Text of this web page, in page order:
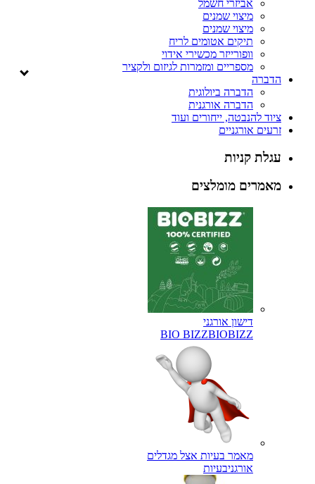
אביזרי חשמל
מיצוי שמנים
מיצוי שמנים
תיקים אטומים לריח
וופורייזר מכשירי אידוי
מספריים ומזמרות לגיזום ולקציר
הדברה ביולוגית
הדברה אורגנית
ייחורים ועוד
אורגניים
קניות
מומלצים
BIO BIZZ
מאמר בעיות אצל מגדלים